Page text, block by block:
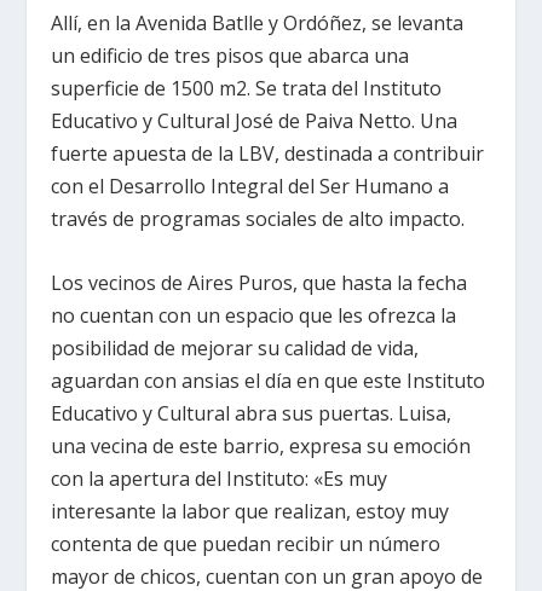
Allí, en la Avenida Batlle y Ordóñez, se levanta
un edificio de tres pisos que abarca una
superficie de 1500 m2. Se trata del Instituto
Educativo y Cultural José de Paiva Netto. Una
fuerte apuesta de la LBV, destinada a contribuir
con el Desarrollo Integral del Ser Humano a
través de programas sociales de alto impacto.
Los vecinos de Aires Puros, que hasta la fecha
no cuentan con un espacio que les ofrezca la
posibilidad de mejorar su calidad de vida,
aguardan con ansias el día en que este Instituto
Educativo y Cultural abra sus puertas. Luisa,
una vecina de este barrio, expresa su emoción
con la apertura del Instituto: «Es muy
interesante la labor que realizan, estoy muy
contenta de que puedan recibir un número
mayor de chicos, cuentan con un gran apoyo de